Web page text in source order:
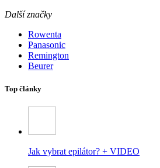
Další značky
Rowenta
Panasonic
Remington
Beurer
Top články
Jak vybrat epilátor? + VIDEO